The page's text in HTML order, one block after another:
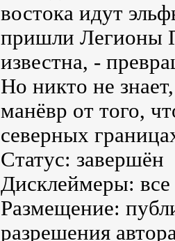
востока идут
пришли Легионы
известна, -
Но никто не
манёвр от того,
северных
Статус: завершён
Дисклеймеры: все
Размещение:
разрешения